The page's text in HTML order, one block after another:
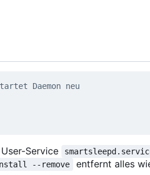
Daemon neu
Service
--remove
entfernt alles